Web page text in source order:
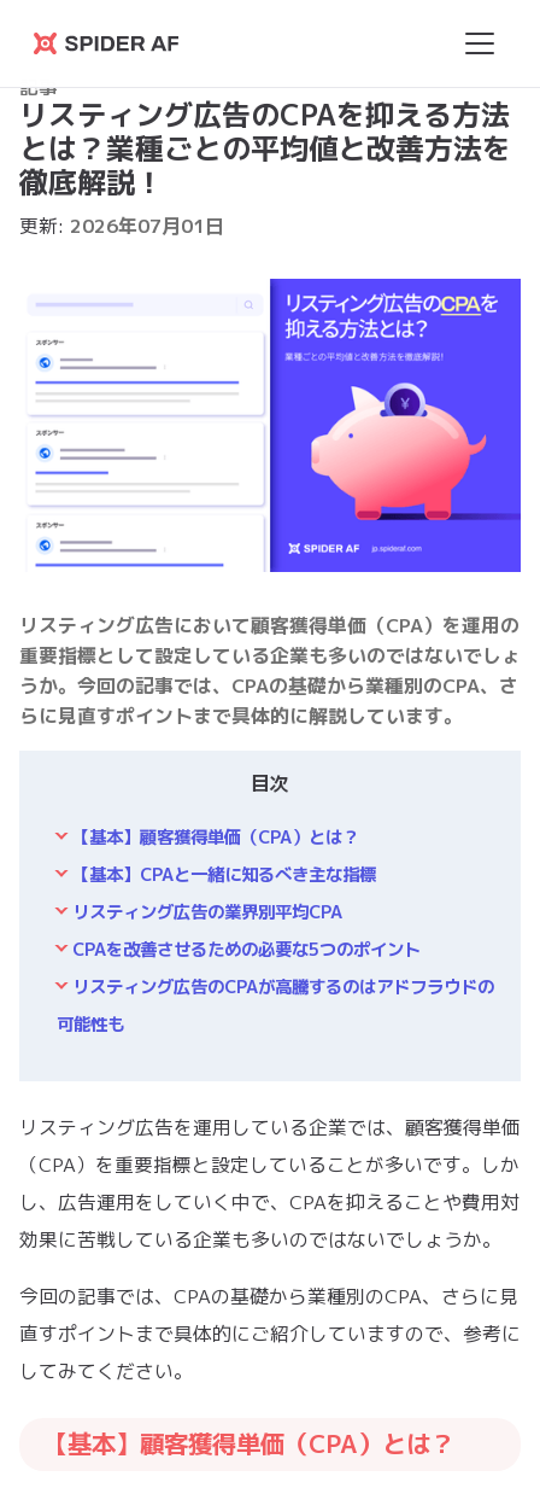
Spider
AF
記事
リスティング広告のCPAを抑える方法
とは？業種ごとの平均値と改善方法を
徹底解説！
更新: 2026年07月01 日
リスティング広告において顧客獲得単価（CPA）を運用の
重要指標として設定している企業も多いのではないでしょ
うか。今回の記事では、CPAの基礎から業種別のCPA、さ
らに見直すポイントまで具体的に解説しています。
目次
【基本】顧客獲得単価（CPA）とは？
【基本】CPAと一緒に知るべき主な指標
リスティング広告の業界別平均CPA
CPAを改善させるための必要な5つのポイント
リスティング広告のCPAが高騰するのはアドフラウドの
可能性も
リスティング広告を運用している企業では、顧客獲得単価
（CPA）を重要指標と設定していることが多いです。しか
し、広告運用をしていく中で、CPAを抑えることや費用対
効果に苦戦している企業も多いのではないでしょうか。
今回の記事では、CPAの基礎から業種別のCPA、さらに見
直すポイントまで具体的にご紹介していますので、参考に
してみてください。
【基本】顧客獲得単価（CPA）とは？